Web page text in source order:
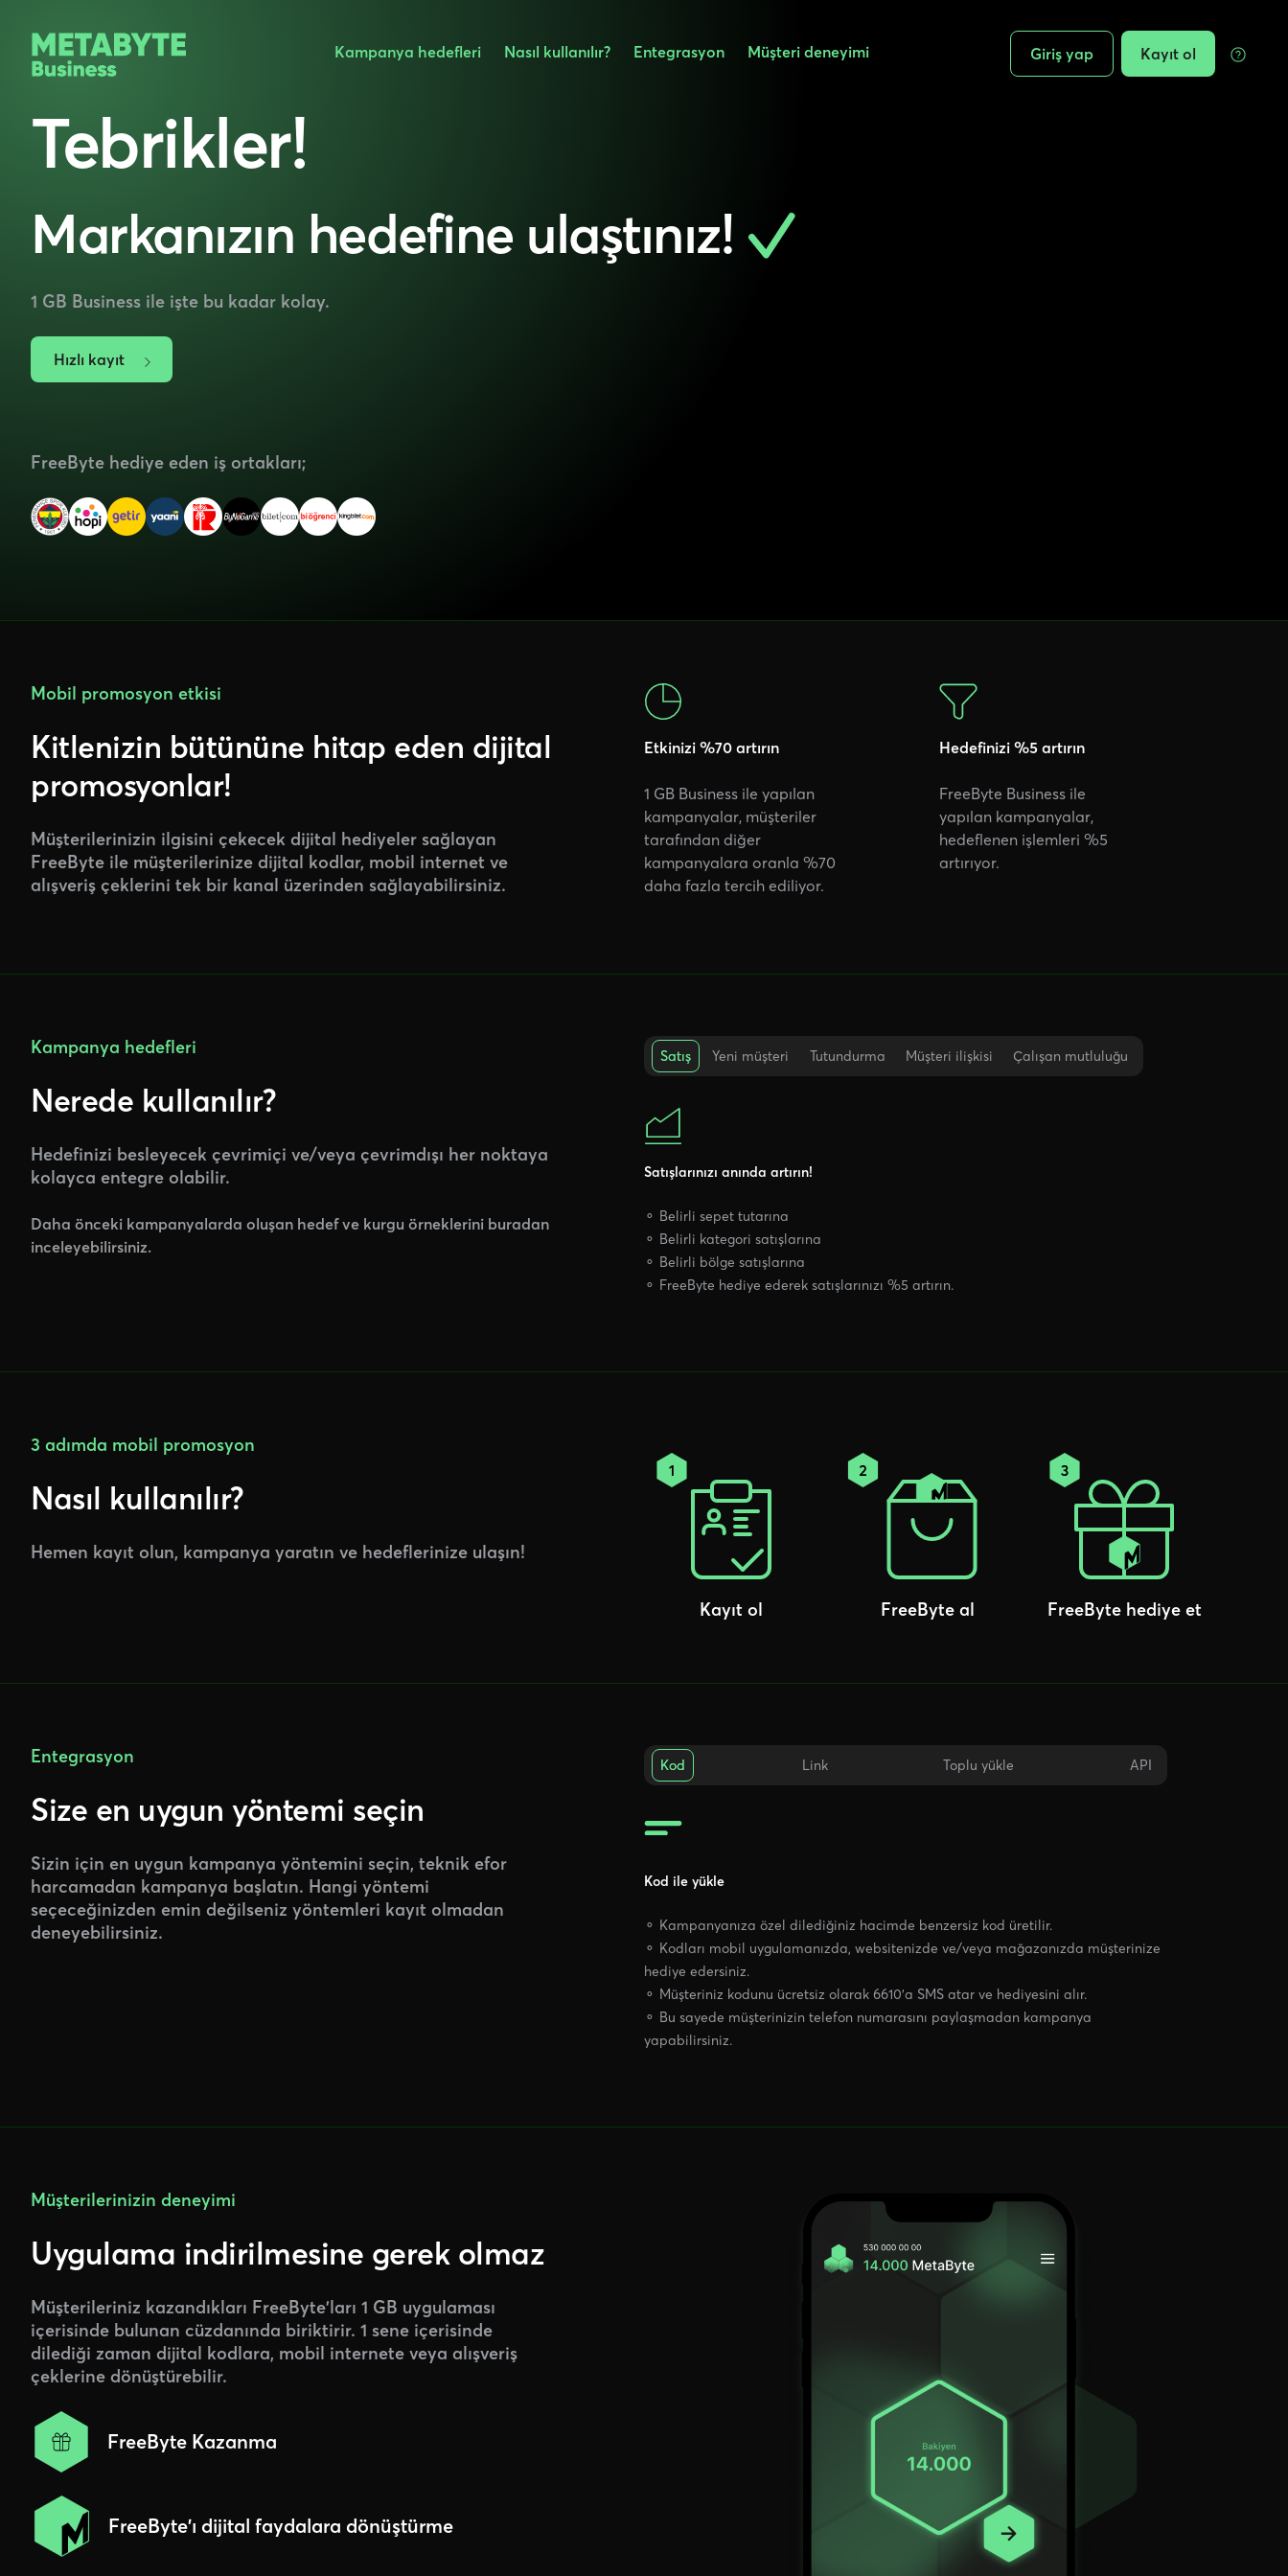
Kampanya hedefleri Nasıl kullanılır? Entegrasyon Müşteri deneyimi Giriş yap Kayıt ol
Tebrikler!
Markanızın hedefine ulaştınız!
1 GB Business ile işte bu kadar kolay.
Hızlı kayıt
FreeByte hediye eden iş ortakları;
Mobil promosyon etkisi
Kitlenizin bütününe hitap eden dijital
promosyonlar!
Müşterilerinizin ilgisini çekecek dijital hediyeler sağlayan
FreeByte ile müşterilerinize dijital kodlar, mobil internet ve
alışveriş çeklerini tek bir kanal üzerinden sağlayabilirsiniz.
Etkinizi %70 artırın
1 GB Business ile yapılan
kampanyalar, müşteriler
tarafından diğer
kampanyalara oranla %70
daha fazla tercih ediliyor.
Hedefinizi %5 artırın
FreeByte Business ile
yapılan kampanyalar,
hedeflenen işlemleri %5
artırıyor.
Kampanya hedefleri
Nerede kullanılır?
Hedefinizi besleyecek çevrimiçi ve/veya çevrimdışı her noktaya
kolayca entegre olabilir.
Daha önceki kampanyalarda oluşan hedef ve kurgu örneklerini buradan
inceleyebilirsiniz.
Satış Yeni müşteri Tutundurma Müşteri ilişkisi Çalışan mutluluğu
Satışlarınızı anında artırın!
⚬ Belirli sepet tutarına
⚬ Belirli kategori satışlarına
⚬ Belirli bölge satışlarına
⚬ FreeByte hediye ederek satışlarınızı %5 artırın.
3 adımda mobil promosyon
Nasıl kullanılır?
Hemen kayıt olun, kampanya yaratın ve hedeflerinize ulaşın!
Kayıt ol FreeByte al FreeByte hediye et
Entegrasyon
Size en uygun yöntemi seçin
Sizin için en uygun kampanya yöntemini seçin, teknik efor
harcamadan kampanya başlatın. Hangi yöntemi
seçeceğinizden emin değilseniz yöntemleri kayıt olmadan
deneyebilirsiniz.
Kod Link Toplu yükle API
Kod ile yükle
⚬ Kampanyanıza özel dilediğiniz hacimde benzersiz kod üretilir.
⚬ Kodları mobil uygulamanızda, websitenizde ve/veya mağazanızda müşterinize
hediye edersiniz.
⚬ Müşteriniz kodunu ücretsiz olarak 6610'a SMS atar ve hediyesini alır.
⚬ Bu sayede müşterinizin telefon numarasını paylaşmadan kampanya
yapabilirsiniz.
Müşterilerinizin deneyimi
Uygulama indirilmesine gerek olmaz
Müşterileriniz kazandıkları FreeByte'ları 1 GB uygulaması
içerisinde bulunan cüzdanında biriktirir. 1 sene içerisinde
dilediği zaman dijital kodlara, mobil internete veya alışveriş
çeklerine dönüştürebilir.
FreeByte Kazanma
FreeByte'ı dijital faydalara dönüştürme